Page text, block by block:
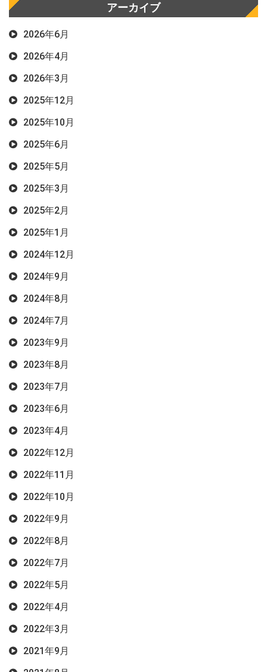
アーカイブ
2026年6月
2026年4月
2026年3月
2025年12月
2025年10月
2025年6月
2025年5月
2025年3月
2025年2月
2025年1月
2024年12月
2024年9月
2024年8月
2024年7月
2023年9月
2023年8月
2023年7月
2023年6月
2023年4月
2022年12月
2022年11月
2022年10月
2022年9月
2022年8月
2022年7月
2022年5月
2022年4月
2022年3月
2021年9月